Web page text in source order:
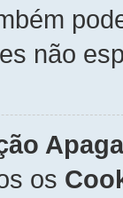
não
os